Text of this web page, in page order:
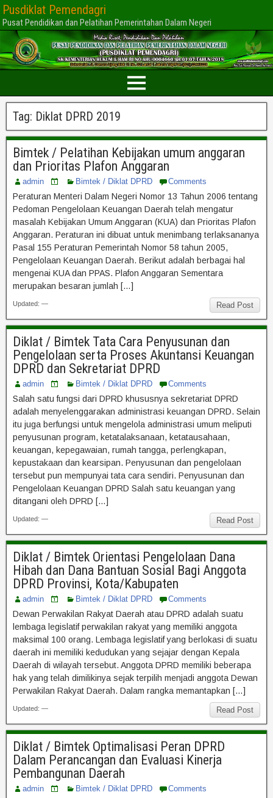
Pusdiklat Pemendagri
Pusat Pendidikan dan Pelatihan Pemerintahan Dalam Negeri
Tag: Diklat DPRD 2019
Bimtek / Pelatihan Kebijakan umum anggaran
dan Prioritas Plafon Anggaran
admin Bimtek / Diklat DPRD Comments
Peraturan Menteri Dalam Negeri Nomor 13 Tahun 2006 tentang
Pedoman Pengelolaan Keuangan Daerah telah mengatur
masalah Kebijakan Umum Anggaran (KUA) dan Prioritas Plafon
Anggaran. Peraturan ini dibuat untuk menimbang terlaksananya
Pasal 155 Peraturan Pemerintah Nomor 58 tahun 2005,
Pengelolaan Keuangan Daerah. Berikut adalah berbagai hal
mengenai KUA dan PPAS. Plafon Anggaran Sementara
merupakan besaran jumlah […]
Read Post
Updated: —
Diklat / Bimtek Tata Cara Penyusunan dan
Pengelolaan serta Proses Akuntansi Keuangan
DPRD dan Sekretariat DPRD
admin Bimtek / Diklat DPRD Comments
Salah satu fungsi dari DPRD khususnya sekretariat DPRD
adalah menyelenggarakan administrasi keuangan DPRD. Selain
itu juga berfungsi untuk mengelola administrasi umum meliputi
penyusunan program, ketatalaksanaan, ketatausahaan,
keuangan, kepegawaian, rumah tangga, perlengkapan,
kepustakaan dan kearsipan. Penyusunan dan pengelolaan
tersebut pun mempunyai tata cara sendiri. Penyusunan dan
Pengelolaan Keuangan DPRD Salah satu keuangan yang
ditangani oleh DPRD […]
Read Post
Updated: —
Diklat / Bimtek Orientasi Pengelolaan Dana
Hibah dan Dana Bantuan Sosial Bagi Anggota
DPRD Provinsi, Kota/Kabupaten
admin Bimtek / Diklat DPRD Comments
Dewan Perwakilan Rakyat Daerah atau DPRD adalah suatu
lembaga legislatif perwakilan rakyat yang memiliki anggota
maksimal 100 orang. Lembaga legislatif yang berlokasi di suatu
daerah ini memiliki kedudukan yang sejajar dengan Kepala
Daerah di wilayah tersebut. Anggota DPRD memiliki beberapa
hak yang telah dimilikinya sejak terpilih menjadi anggota Dewan
Perwakilan Rakyat Daerah. Dalam rangka memantapkan […]
Read Post
Updated: —
Diklat / Bimtek Optimalisasi Peran DPRD
Dalam Perancangan dan Evaluasi Kinerja
Pembangunan Daerah
admin Bimtek / Diklat DPRD Comments